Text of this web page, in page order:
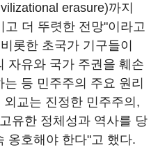
erasure)까지
더 뚜렷한 전망"이라고
롯한 초국가 기구들이
자유와 국가 주권을 훼손
등 민주주의 주요 원리
교는 진정한 민주주의,
유한 정체성과 역사를 당
옹호해야 한다"고 했다.